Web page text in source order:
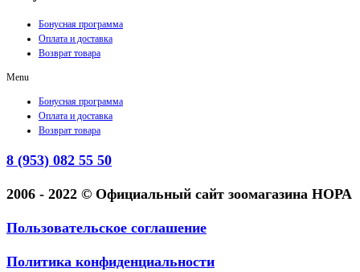
Бонусная программа
Оплата и доставка
Возврат товара
Menu
Бонусная программа
Оплата и доставка
Возврат товара
8 (953) 082 55 50
2006 - 2022 © Официальный сайт зоомагазина НОРА
Пользовательское соглашение
Политика конфиденциальности